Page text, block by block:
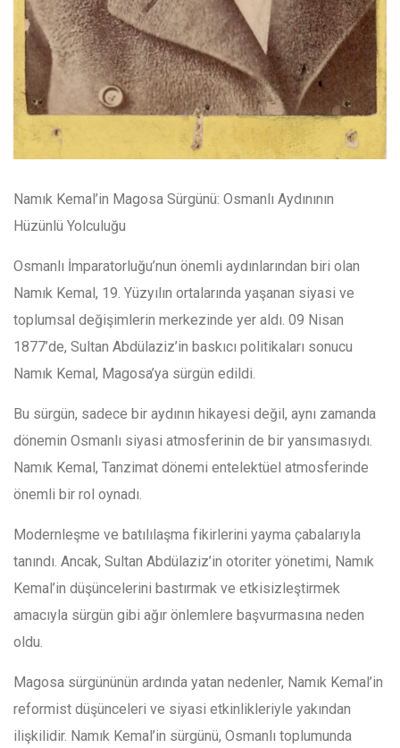
Namık Kemal’in Magosa Sürgünü: Osmanlı Aydınının
Hüzünlü Yolculuğu
Osmanlı İmparatorluğu’nun önemli aydınlarından biri olan
Namık Kemal, 19. Yüzyılın ortalarında yaşanan siyasi ve
toplumsal değişimlerin merkezinde yer aldı. 09 Nisan
1877’de, Sultan Abdülaziz’in baskıcı politikaları sonucu
Namık Kemal, Magosa’ya sürgün edildi.
Bu sürgün, sadece bir aydının hikayesi değil, aynı zamanda
dönemin Osmanlı siyasi atmosferinin de bir yansımasıydı.
Namık Kemal, Tanzimat dönemi entelektüel atmosferinde
önemli bir rol oynadı.
Modernleşme ve batılılaşma fikirlerini yayma çabalarıyla
tanındı. Ancak, Sultan Abdülaziz’in otoriter yönetimi, Namık
Kemal’in düşüncelerini bastırmak ve etkisizleştirmek
amacıyla sürgün gibi ağır önlemlere başvurmasına neden
oldu.
Magosa sürgününün ardında yatan nedenler, Namık Kemal’in
reformist düşünceleri ve siyasi etkinlikleriyle yakından
ilişkilidir. Namık Kemal’in sürgünü, Osmanlı toplumunda